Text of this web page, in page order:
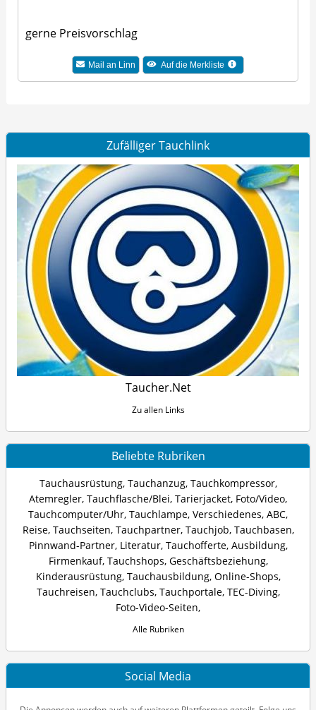
gerne Preisvorschlag
Mail an Linn Auf die Merkliste
Zufälliger Tauchlink
Taucher.Net
Zu allen Links
Beliebte Rubriken
Tauchausrüstung, Tauchanzug, Tauchkompressor,
Atemregler, Tauchflasche/Blei, Tarierjacket, Foto/Video,
Tauchcomputer/Uhr, Tauchlampe, Verschiedenes, ABC,
Reise, Tauchseiten, Tauchpartner, Tauchjob, Tauchbasen,
Pinnwand-Partner, Literatur, Tauchofferte, Ausbildung,
Firmenkauf, Tauchshops, Geschäftsbeziehung,
Kinderausrüstung, Tauchausbildung, Online-Shops,
Tauchreisen, Tauchclubs, Tauchportale, TEC-Diving,
Foto-Video-Seiten,
Alle Rubriken
Social Media